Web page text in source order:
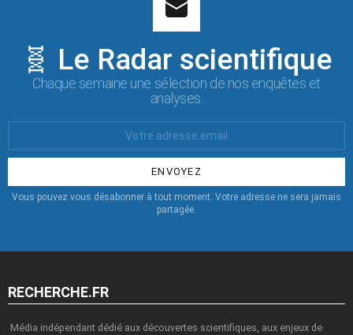
🧬 Le Radar scientifique
Chaque semaine une sélection de nos enquêtes et
analyses.
:
Vous pouvez vous désabonner à tout moment. Votre adresse ne sera jamais
partagée.
RECHERCHE.FR
Média indépendant dédié aux découvertes scientifiques, aux enjeux de